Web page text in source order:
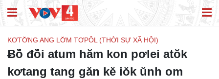
KƠTƠ̆NG ANG LƠ̆M TƠPÔL (THỜI SỰ XÃ HỘI)
Ƀô̆ đô̆i atum hăm kon pơlei atŏk
kơtang tang găn kĕ iŏk ŭnh om